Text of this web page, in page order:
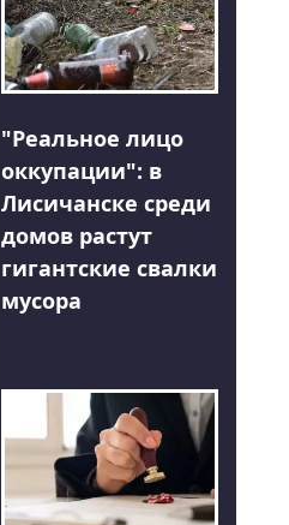
"Реальное лицо
оккупации": в
Лисичанске среди
домов растут
гигантские свалки
мусора